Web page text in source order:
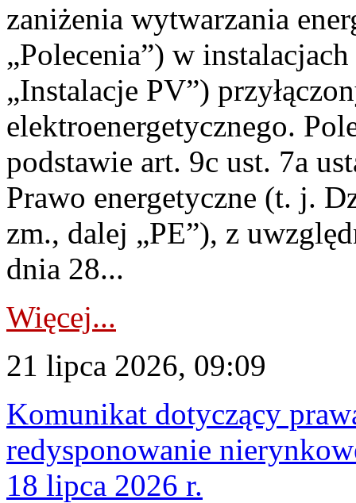
zaniżenia wytwarzania
„Polecenia”) w
„Instalacje PV”)
elektroenergetycznego.
podstawie art. 9c ust. 7a
Prawo energetyczne (t. j.
zm., dalej „PE”), z
dnia 28...
Więcej...
21 lipca 2026, 09:09
Komunikat dotyczący
redysponowanie
18 lipca 2026 r.